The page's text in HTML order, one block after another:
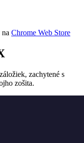
Chrome Web Store
zachytené s
zošita.